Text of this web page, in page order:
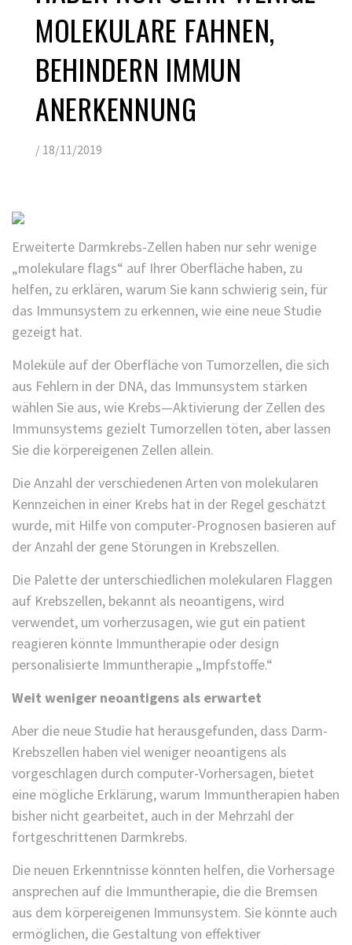
MOLEKULARE FAHNEN,
BEHINDERN IMMUN
ANERKENNUNG
/ 18/11/2019
Erweiterte Darmkrebs-Zellen haben nur sehr wenige
„molekulare flags“ auf Ihrer Oberfläche haben, zu
helfen, zu erklären, warum Sie kann schwierig sein, für
das Immunsystem zu erkennen, wie eine neue Studie
gezeigt hat.
Moleküle auf der Oberfläche von Tumorzellen, die sich
aus Fehlern in der DNA, das Immunsystem stärken
wählen Sie aus, wie Krebs—Aktivierung der Zellen des
Immunsystems gezielt Tumorzellen töten, aber lassen
Sie die körpereigenen Zellen allein.
Die Anzahl der verschiedenen Arten von molekularen
Kennzeichen in einer Krebs hat in der Regel geschätzt
wurde, mit Hilfe von computer-Prognosen basieren auf
der Anzahl der gene Störungen in Krebszellen.
Die Palette der unterschiedlichen molekularen Flaggen
auf Krebszellen, bekannt als neoantigens, wird
verwendet, um vorherzusagen, wie gut ein patient
reagieren könnte Immuntherapie oder design
personalisierte Immuntherapie „Impfstoffe.“
Weit weniger neoantigens als erwartet
Aber die neue Studie hat herausgefunden, dass Darm-
Krebszellen haben viel weniger neoantigens als
vorgeschlagen durch computer-Vorhersagen, bietet
eine mögliche Erklärung, warum Immuntherapien haben
bisher nicht gearbeitet, auch in der Mehrzahl der
fortgeschrittenen Darmkrebs.
Die neuen Erkenntnisse könnten helfen, die Vorhersage
ansprechen auf die Immuntherapie, die die Bremsen
aus dem körpereigenen Immunsystem. Sie könnte auch
ermöglichen, die Gestaltung von effektiver